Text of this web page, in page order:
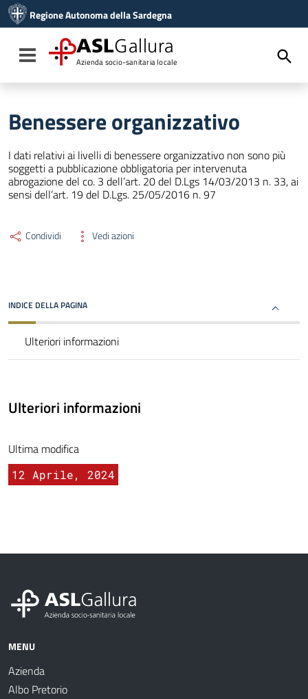
Vai al menu di navigazione
Vai al footer
Regione Autonoma della Sardegna
Toggle navigation
ASLGallura
Azienda socio-sanitaria locale
Benessere organizzativo
I dati relativi ai livelli di benessere organizzativo non sono più
soggetti a pubblicazione obbligatoria per intervenuta
abrogazione del co. 3 dell’art. 20 del D.Lgs 14/03/2013 n. 33, ai
sensi dell’art. 19 del D.Lgs. 25/05/2016 n. 97
Condividi Vedi azioni
INDICE DELLA PAGINA
Ulteriori informazioni
Ulteriori informazioni
Ultima modifica
12 Aprile, 2024
MENU
Azienda
Albo Pretorio